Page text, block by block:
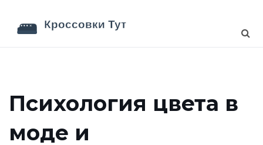
Психология цвета в
моде и